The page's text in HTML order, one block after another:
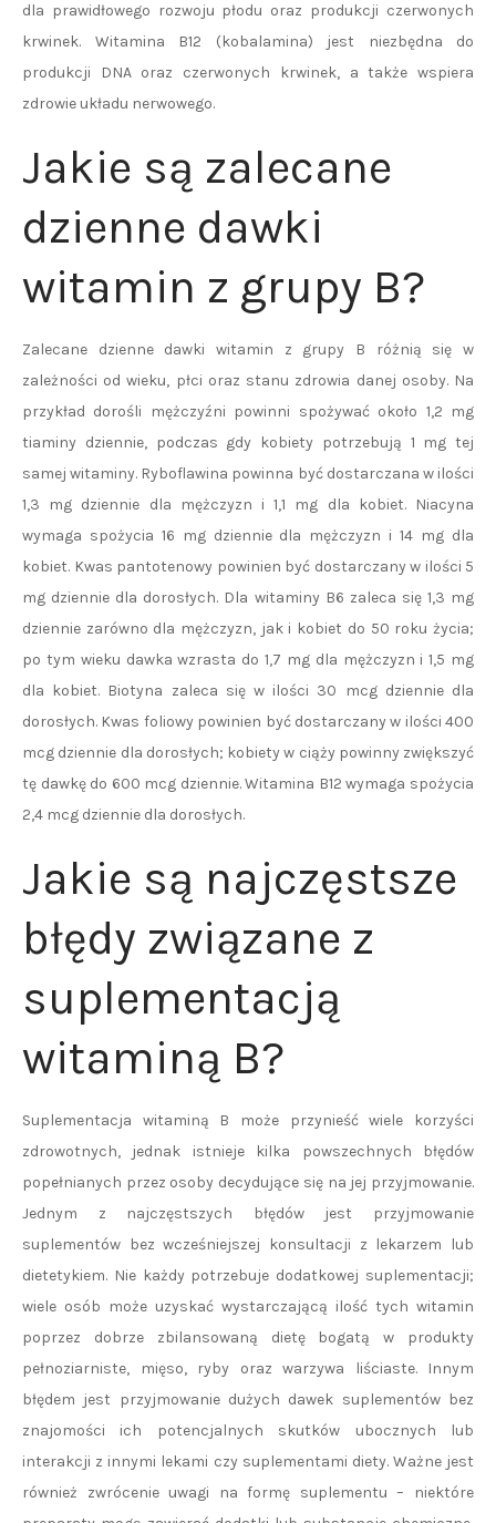
dla prawidłowego rozwoju płodu oraz produkcji czerwonych
krwinek. Witamina B12 (kobalamina) jest niezbędna do
produkcji DNA oraz czerwonych krwinek, a także wspiera
zdrowie układu nerwowego.
Jakie są zalecane
dzienne dawki
witamin z grupy B?
Zalecane dzienne dawki witamin z grupy B różnią się w
zależności od wieku, płci oraz stanu zdrowia danej osoby. Na
przykład dorośli mężczyźni powinni spożywać około 1,2 mg
tiaminy dziennie, podczas gdy kobiety potrzebują 1 mg tej
samej witaminy. Ryboflawina powinna być dostarczana w ilości
1,3 mg dziennie dla mężczyzn i 1,1 mg dla kobiet. Niacyna
wymaga spożycia 16 mg dziennie dla mężczyzn i 14 mg dla
kobiet. Kwas pantotenowy powinien być dostarczany w ilości 5
mg dziennie dla dorosłych. Dla witaminy B6 zaleca się 1,3 mg
dziennie zarówno dla mężczyzn, jak i kobiet do 50 roku życia;
po tym wieku dawka wzrasta do 1,7 mg dla mężczyzn i 1,5 mg
dla kobiet. Biotyna zaleca się w ilości 30 mcg dziennie dla
dorosłych. Kwas foliowy powinien być dostarczany w ilości 400
mcg dziennie dla dorosłych; kobiety w ciąży powinny zwiększyć
tę dawkę do 600 mcg dziennie. Witamina B12 wymaga spożycia
2,4 mcg dziennie dla dorosłych.
Jakie są najczęstsze
błędy związane z
suplementacją
witaminą B?
Suplementacja witaminą B może przynieść wiele korzyści
zdrowotnych, jednak istnieje kilka powszechnych błędów
popełnianych przez osoby decydujące się na jej przyjmowanie.
Jednym z najczęstszych błędów jest przyjmowanie
suplementów bez wcześniejszej konsultacji z lekarzem lub
dietetykiem. Nie każdy potrzebuje dodatkowej suplementacji;
wiele osób może uzyskać wystarczającą ilość tych witamin
poprzez dobrze zbilansowaną dietę bogatą w produkty
pełnoziarniste, mięso, ryby oraz warzywa liściaste. Innym
błędem jest przyjmowanie dużych dawek suplementów bez
znajomości ich potencjalnych skutków ubocznych lub
interakcji z innymi lekami czy suplementami diety. Ważne jest
również zwrócenie uwagi na formę suplementu – niektóre